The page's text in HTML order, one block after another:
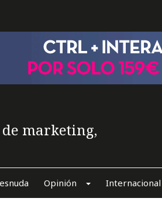
marketing,
Opinión Internacional